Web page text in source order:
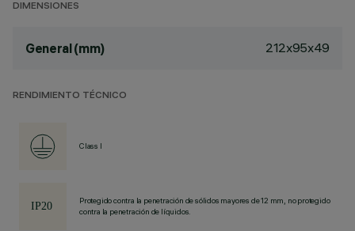
DIMENSIONES
General (mm) 212x95x49
RENDIMIENTO TÉCNICO
Class I
Protegido contra la penetración de sólidos mayores de 12 mm, no protegido
contra la penetración de líquidos.